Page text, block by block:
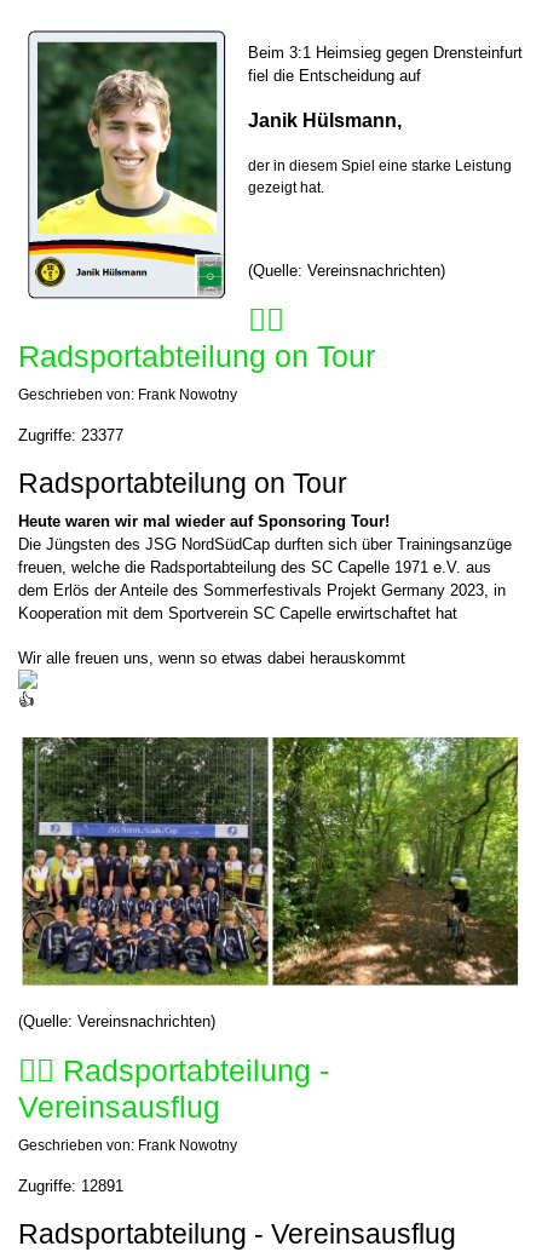
Beim 3:1 Heimsieg gegen Drensteinfurt
fiel die Entscheidung auf
Janik Hülsmann,
der in diesem Spiel eine starke Leistung
gezeigt hat.
(Quelle: Vereinsnachrichten)
🚴‍♂️
Radsportabteilung on Tour
Geschrieben von: Frank Nowotny
Zugriffe: 23377
Radsportabteilung on Tour
Heute waren wir mal wieder auf Sponsoring Tour!
Die Jüngsten des JSG NordSüdCap durften sich über Trainingsanzüge
freuen, welche die Radsportabteilung des SC Capelle 1971 e.V. aus
dem Erlös der Anteile des Sommerfestivals Projekt Germany 2023, in
Kooperation mit dem Sportverein SC Capelle erwirtschaftet hat
Wir alle freuen uns, wenn so etwas dabei herauskommt
(Quelle: Vereinsnachrichten)
🚴‍♂️ Radsportabteilung -
Vereinsausflug
Geschrieben von: Frank Nowotny
Zugriffe: 12891
Radsportabteilung - Vereinsausflug